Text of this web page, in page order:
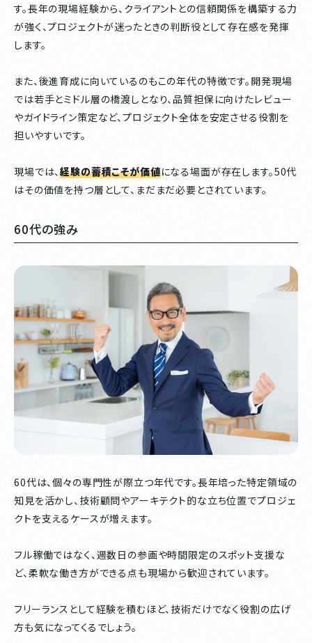
す。長年の現場経験から、クライアントとの信頼関係を構築する力
が強く、プロジェクトが迷ったときの判断役として存在感を発揮
します。
また、後進育成に向いているのもこの年代の特徴です。開発現場
では若手とミドル層の橋渡しとなり、品質担保に向けたレビュー
やガイドライン策定など、プロジェクト全体を安定させる役割を
担いやすいです。
現場では、経験の蓄積こそが価値になる場面が存在します。50代
はその価値を持つ層として、まだまだ必要とされています。
60代の強み
60代は、個々の専門性が際立つ年代です。長年培った特定領域の
知見を活かし、技術顧問やアーキテクト的な立ち位置でプロジェ
クトを支えるケースが増えます。
フル稼働ではなく、週数日の参画や時間限定のスポット支援な
ど、柔軟な働き方ができる点も現場から歓迎されています。
フリーランスとして経験を積むほど、技術だけでなく役割の広げ
方も気になってくるでしょう。